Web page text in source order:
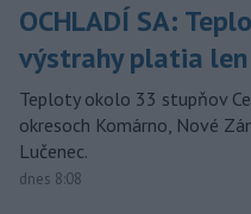
OCHLADÍ SA:
výstrahy platia
Teploty okolo 33 stupňov
okresoch Komárno, Nové
Lučenec.
dnes 8:08